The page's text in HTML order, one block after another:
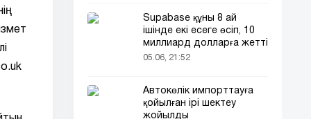
Supabase құны 8 ай
ішінде екі есеге өсіп, 10
миллиард долларға жетті
05.06, 21:52
Автокөлік импорттауға
қойылған ірі шектеу
жойылды